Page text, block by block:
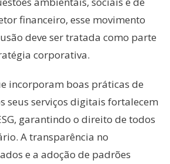
financeiro, esse movimento
deve ser tratada como parte
corporativa.
incorporam boas práticas de
seus serviços digitais fortalecem
garantindo o direito de todos
A transparência no
e a adoção de padrões